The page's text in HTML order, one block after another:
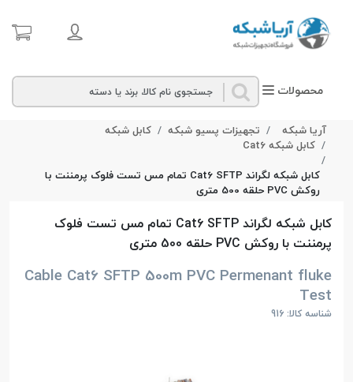
محصولات
آریا شبکه تجهیزات پسیو شبکه
کابل شبکه
کابل شبکه Cat6
کابل شبکه لگراند Cat6 SFTP تمام مس تست فلوک پرمننت با
روکش PVC حلقه 500 متری
کابل شبکه لگراند Cat6 SFTP تمام مس تست فلوک
پرمننت با روکش PVC حلقه 500 متری
Cable Cat6 SFTP 500m PVC Permenant fluke
Test
شناسه کالا: 916